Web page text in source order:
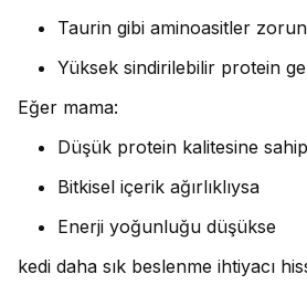
Taurin gibi aminoasitler
Yüksek sindirilebilir protein
Eğer mama:
Düşük protein kalitesine
Bitkisel içerik ağırlıklıysa
Enerji yoğunluğu düşükse
kedi daha sık beslenme ihtiyacı